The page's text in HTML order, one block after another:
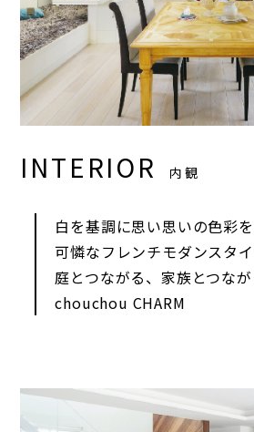
INTERIOR 内観
白を基調に思い思いの色彩を
可憐なフレンチモダンスタイ
庭とつながる、家族とつなが
chouchou CHARM